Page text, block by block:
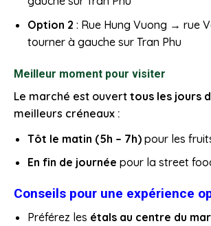
Option 2 : Rue Hung Vuong → rue
tourner à gauche sur Tran Phu
Meilleur moment pour visiter
Le marché est ouvert tous les jours
meilleurs créneaux :
Tôt le matin (5h – 7h) pour les
En fin de journée pour la street
Conseils pour une expérience
Préférez les étals au centre du